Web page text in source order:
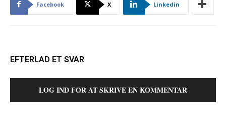
Facebook X Linkedin
EFTERLAD ET SVAR
LOG IND FOR AT SKRIVE EN KOMMENTAR